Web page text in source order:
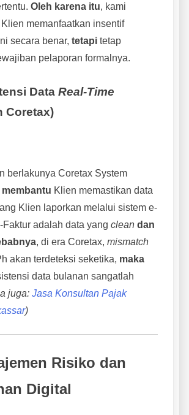
Oleh karena itu, kami
memanfaatkan insentif
secara benar, tetapi tetap
pelaporan formalnya.
Data Real-Time
Coretax)
berlakunya Coretax System
membantu Klien memastikan data
Klien laporkan melalui sistem e-
Faktur adalah data yang clean dan
, di era Coretax, mismatch
akan terdeteksi seketika, maka
data bulanan sangatlah
juga: Jasa Konsultan Pajak
)
Risiko dan
Digital